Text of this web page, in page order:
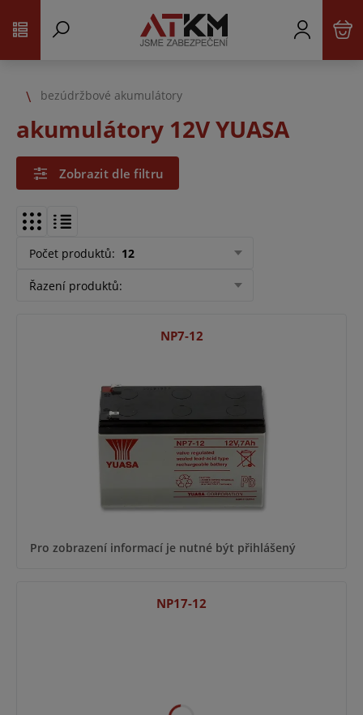
bezúdržbové akumulátory
akumulátory 12V YUASA
Zobrazit dle filtru
Počet produktů: 12
Řazení produktů:
NP7-12
Pro zobrazení informací je nutné být přihlášený
NP17-12